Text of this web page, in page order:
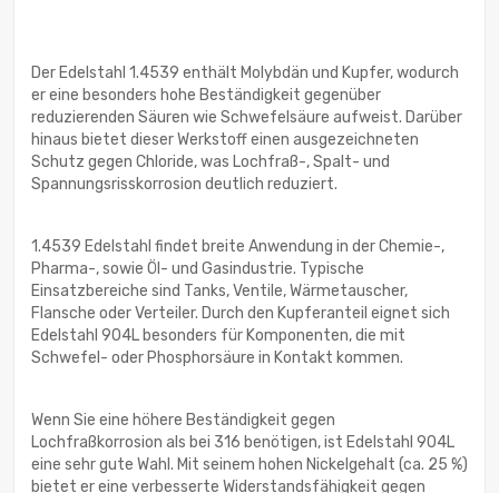
Der Edelstahl 1.4539 enthält Molybdän und Kupfer, wodurch
er eine besonders hohe Beständigkeit gegenüber
reduzierenden Säuren wie Schwefelsäure aufweist. Darüber
hinaus bietet dieser Werkstoff einen ausgezeichneten
Schutz gegen Chloride, was Lochfraß-, Spalt- und
Spannungsrisskorrosion deutlich reduziert.
1.4539 Edelstahl findet breite Anwendung in der Chemie-,
Pharma-, sowie Öl- und Gasindustrie. Typische
Einsatzbereiche sind Tanks, Ventile, Wärmetauscher,
Flansche oder Verteiler. Durch den Kupferanteil eignet sich
Edelstahl 904L besonders für Komponenten, die mit
Schwefel- oder Phosphorsäure in Kontakt kommen.
Wenn Sie eine höhere Beständigkeit gegen
Lochfraßkorrosion als bei 316 benötigen, ist Edelstahl 904L
eine sehr gute Wahl. Mit seinem hohen Nickelgehalt (ca. 25 %)
bietet er eine verbesserte Widerstandsfähigkeit gegen